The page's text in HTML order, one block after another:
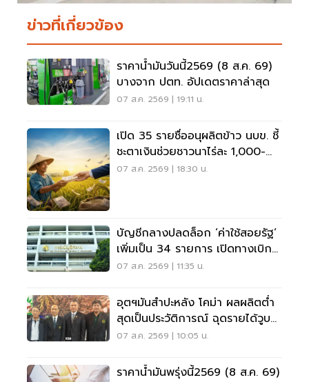
ข่าวที่เกี่ยวข้อง
ราคาน้ำมันวันนี้2569 (8 ส.ค. 69)
บางจาก ปตท. อัปเดตราคาล่าสุด
07 ส.ค. 2569 | 19:11 น.
เปิด 35 รายชื่ออนุผลิตข้าว นบข. ชี้
ชะตาเงินช่วยชาวนาไร่ละ 1,000-
2,000
07 ส.ค. 2569 | 18:30 น.
บัญชีกลางปลดล็อก ‘ค่าใช้สอยรัฐ‘
เพิ่มเป็น 34 รายการ เปิดทางเบิก
ค่าซอฟต์แวร์
07 ส.ค. 2569 | 11:35 น.
อุตฯมันสำปะหลัง โคม่า ผลผลิตต่ำ
สุดเป็นประวัติการณ์ ฉุดรายได้วูบ
กว่า 8.5 หมื่นล้าน
07 ส.ค. 2569 | 10:05 น.
ราคาน้ำมันพรุ่งนี้2569 (8 ส.ค. 69)